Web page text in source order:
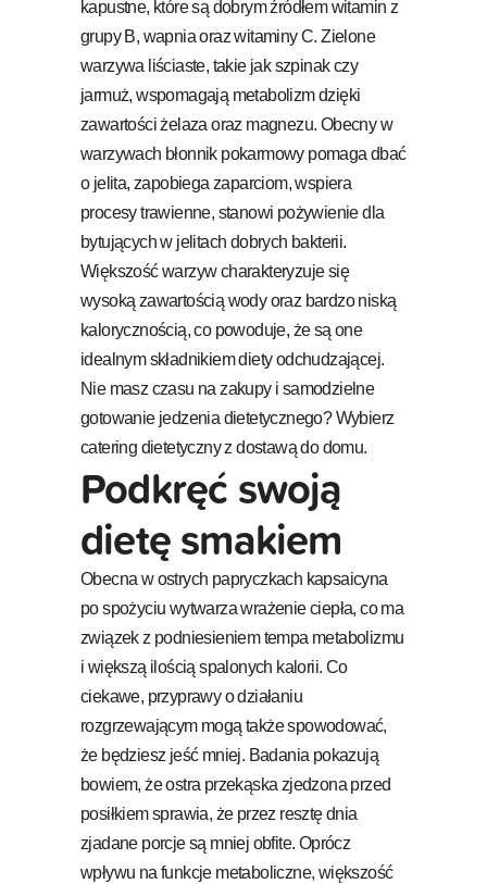
kapustne, które są dobrym źródłem witamin z
grupy B, wapnia oraz witaminy C. Zielone
warzywa liściaste, takie jak szpinak czy
jarmuż, wspomagają metabolizm dzięki
zawartości żelaza oraz magnezu. Obecny w
warzywach błonnik pokarmowy pomaga dbać
o jelita, zapobiega zaparciom, wspiera
procesy trawienne, stanowi pożywienie dla
bytujących w jelitach dobrych bakterii.
Większość warzyw charakteryzuje się
wysoką zawartością wody oraz bardzo niską
kalorycznością, co powoduje, że są one
idealnym składnikiem diety odchudzającej.
Nie masz czasu na zakupy i samodzielne
gotowanie jedzenia dietetycznego? Wybierz
catering dietetyczny z dostawą do domu.
Podkręć swoją
dietę smakiem
Obecna w ostrych papryczkach kapsaicyna
po spożyciu wytwarza wrażenie ciepła, co ma
związek z podniesieniem tempa metabolizmu
i większą ilością spalonych kalorii. Co
ciekawe, przyprawy o działaniu
rozgrzewającym mogą także spowodować,
że będziesz jeść mniej. Badania pokazują
bowiem, że ostra przekąska zjedzona przed
posiłkiem sprawia, że przez resztę dnia
zjadane porcje są mniej obfite. Oprócz
wpływu na funkcje metaboliczne, większość